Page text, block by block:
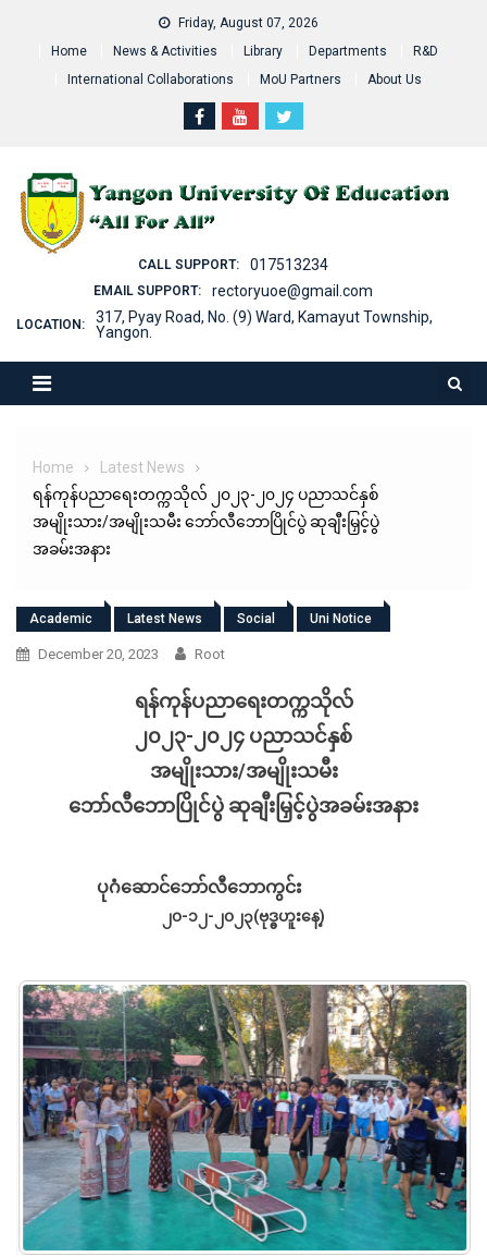
Friday, August 07, 2026
Home
News & Activities Library Departments
R&D
International Collaborations
MoU Partners About Us
CALL SUPPORT: 017513234
EMAIL SUPPORT: rectoryuoe@gmail.com
LOCATION:
317, Pyay Road, No. (9) Ward, Kamayut Township,
Yangon.
Home
Latest News
ရန်ကုန်ပညာရေးတက္ကသိုလ် ၂၀၂၃-၂၀၂၄ ပညာသင်နှစ်
အမျိုးသား/အမျိုးသမီး ဘော်လီဘောပြိုင်ပွဲ ဆုချီးမြှင့်ပွဲ
အခမ်းအနား
Academic Latest News Social Uni Notice
December 20, 2023 Root
ရန်ကုန်ပညာရေးတက္ကသိုလ်
၂၀၂၃-၂၀၂၄ ပညာသင်နှစ်
အမျိုးသား/အမျိုးသမီး
ဘော်လီဘောပြိုင်ပွဲ ဆုချီးမြှင့်ပွဲအခမ်းအနား
ပုဂံဆောင်ဘော်လီဘောကွင်း
၂၀-၁၂-၂၀၂၃(ဗုဒ္ဓဟူးနေ့)